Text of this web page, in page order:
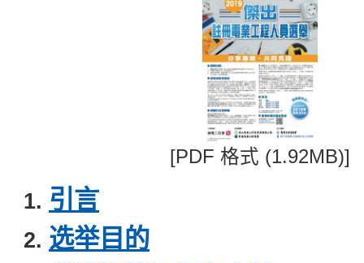
[PDF 格式 (1.92MB)]
引言
选举目的